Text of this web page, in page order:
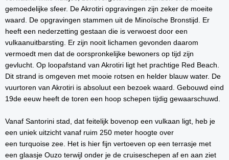
gemoedelijke sfeer. De Akrotiri opgravingen zijn zeker de moeite
waard. De opgravingen stammen uit de Minoïsche Bronstijd. Er
heeft een nederzetting gestaan die is verwoest door een
vulkaanuitbarsting. Er zijn nooit lichamen gevonden daarom
vermoedt men dat de oorspronkelijke bewoners op tijd zijn
gevlucht. Op loopafstand van Akrotiri ligt het prachtige Red Beach.
Dit strand is omgeven met mooie rotsen en helder blauw water. De
vuurtoren van Akrotiri is absoluut een bezoek waard. Gebouwd eind
19de eeuw heeft de toren een hoop schepen tijdig gewaarschuwd.
Vanaf Santorini stad, dat feitelijk bovenop een vulkaan ligt, heb je
een uniek uitzicht vanaf ruim 250 meter hoogte over
een turquoise zee. Het is hier fijn vertoeven op een terrasje met
een glaasje Ouzo terwijl onder je de cruiseschepen af en aan ziet